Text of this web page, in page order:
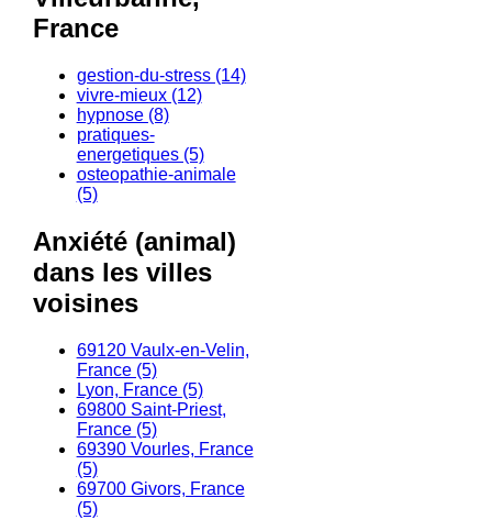
France
gestion-du-stress (14)
vivre-mieux (12)
hypnose (8)
pratiques-
energetiques (5)
osteopathie-animale
(5)
Anxiété (animal)
dans les villes
voisines
69120 Vaulx-en-Velin,
France (5)
Lyon, France (5)
69800 Saint-Priest,
France (5)
69390 Vourles, France
(5)
69700 Givors, France
(5)